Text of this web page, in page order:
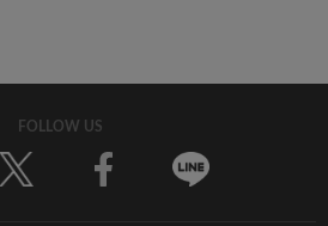
FOLLOW US